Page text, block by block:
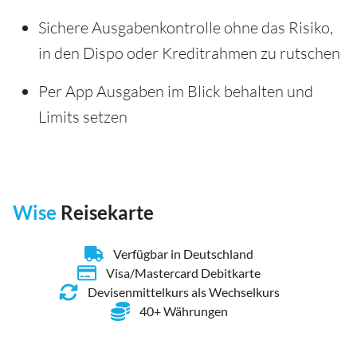
Sichere Ausgabenkontrolle ohne das Risiko,
in den Dispo oder Kreditrahmen zu rutschen
Per App Ausgaben im Blick behalten und
Limits setzen
Wise Reisekarte
Verfügbar in Deutschland
Visa/Mastercard Debitkarte
Devisenmittelkurs als Wechselkurs
40+ Währungen